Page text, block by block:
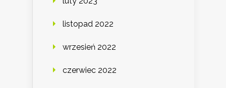
listopad 2022
wrzesień 2022
czerwiec 2022